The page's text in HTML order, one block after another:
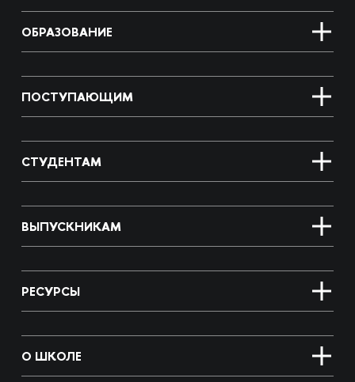
ОБРАЗОВАНИЕ
ПОСТУПАЮЩИМ
СТУДЕНТАМ
ВЫПУСКНИКАМ
РЕСУРСЫ
О ШКОЛЕ